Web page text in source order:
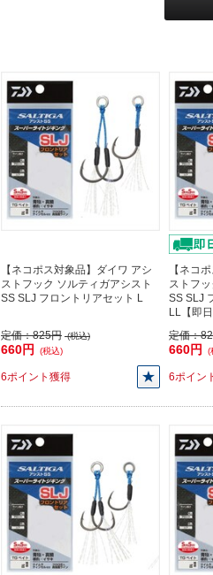
【ネコポス対象品】ダイワ アシ
ストフック ソルティガアシスト
SS SLJ フロントリアセット L
定価：825円 (税込)
660円 (税込)
6ポイント獲得
【ネコ
ストフ
SS SLJ
LL【即日
定価：
660円 (
6ポイン